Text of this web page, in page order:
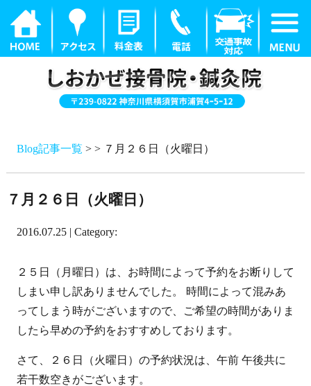
Blog記事一覧 > > ７月２６日（火曜日）
７月２６日（火曜日）
2016.07.25 | Category:
２５日（月曜日）は、お時間によって予約をお断りして
しまい申し訳ありませんでした。 時間によって混みあ
ってしまう時がございますので、ご希望の時間がありま
したら早めの予約をおすすめしております。
さて、２６日（火曜日）の予約状況は、午前 午後共に
若干数空きがございます。